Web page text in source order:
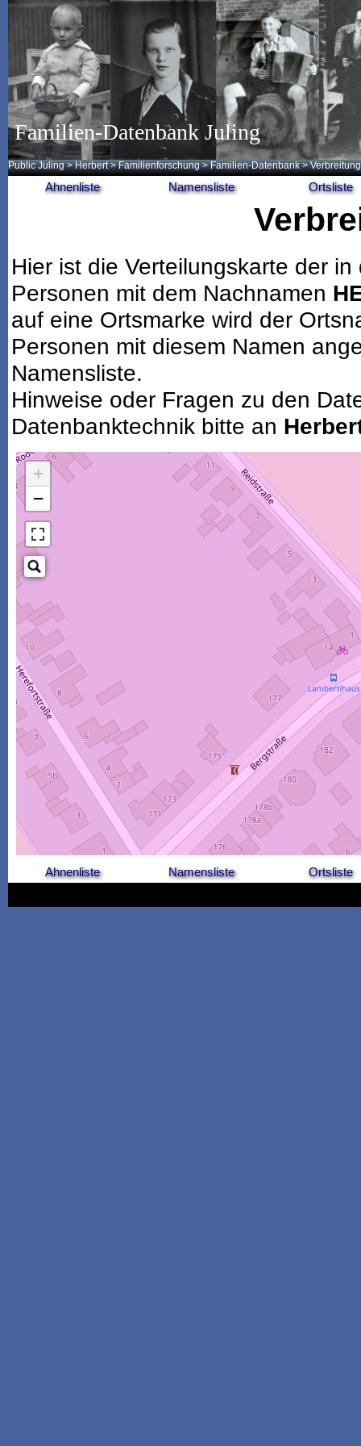
Familien-Datenbank Juling
Public Juling >Herbert >Familienforschung >Familien-Datenbank >
Ahnenliste Namensliste Ortsliste
Hier ist die Verteilungskarte der
Personen mit dem Nachnamen
auf eine Ortsmarke wird der
Personen mit diesem Namen
Namensliste.
Hinweise oder Fragen zu den
Datenbanktechnik bitte an
+
−
Ahnenliste Namensliste Ortsliste